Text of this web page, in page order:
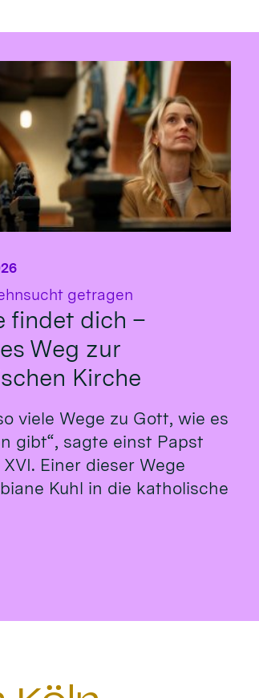
getragen
findet dich –
Weg zur
Kirche
viele Wege zu Gott, wie es
gibt“, sagte einst Papst
Einer dieser Wege
Kuhl in die katholische